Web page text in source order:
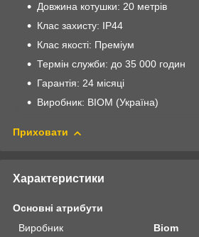
Довжина котушки: 20 метрів
Клас захисту: IP44
Клас якості: Преміум
Термін служби: до 35 000 годин
Гарантія: 24 місяці
Виробник: BIOM (Україна)
Приховати
Характеристики
Основні атрибути
Виробник
Biom